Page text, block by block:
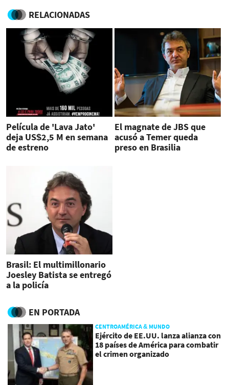
RELACIONADAS
Película de 'Lava Jato'
deja US$2,5 M en semana
de estreno
El magnate de JBS que
acusó a Temer queda
preso en Brasilia
Brasil: El multimillonario
Joesley Batista se entregó
a la policía
EN PORTADA
CENTROAMÉRICA & MUNDO
Ejército de EE.UU. lanza alianza con
18 países de América para combatir
el crimen organizado